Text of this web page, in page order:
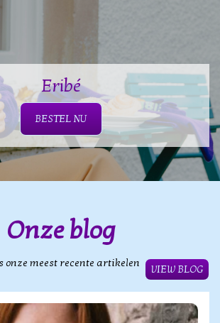
Eribé
BESTEL NU
Onze blog
onze meest recente artikelen
VIEW BLOG